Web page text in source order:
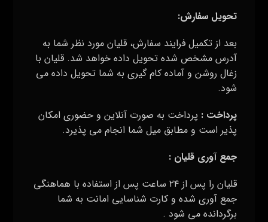
تحویل سفارش:
بعد از تکمیل فرایند سفارش، قلیان مورد نظر شما به
آدرس مشخص شده تحویل داده خواهد شد. قلیان با
زغال روشن و آماده کام گیری به شما تحویل داده می
شود.
پرداخت : پرداخت به صورت آنلاین و حضوری امکان
پذیر است و مطابق میل شما انجام می پذیرد.
جمع آوری قلیان :
قلیان را پس از ۲۴ ساعت پس از استفاده با هماهنگی
جمع آوری شده و کارت شناسایی امانت به شما
برگردانده می شود .